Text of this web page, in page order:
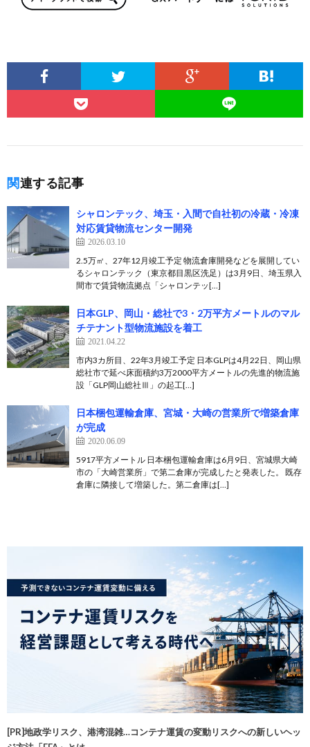
関連する記事
シャロンテック、埼玉・入間で自社初の冷蔵・冷凍
対応賃貸物流センター開発
2026.03.10
2.5万㎡、27年12月竣工予定 物流倉庫開発などを展開してい
るシャロンテック（東京都目黒区洗足）は3月9日、埼玉県入
間市で賃貸物流拠点「シャロンテッ[…]
日本GLP、岡山・総社で3・2万平方メートルのマル
チテナント型物流施設を着工
2021.04.22
市内3カ所目、22年3月竣工予定 日本GLPは4月22日、岡山県
総社市で延べ床面積約3万2000平方メートルの先進的物流施
設「GLP岡山総社Ⅲ」の起工[…]
日本梱包運輸倉庫、宮城・大崎の営業所で増築倉庫
が完成
2020.06.09
5917平方メートル 日本梱包運輸倉庫は6月9日、宮城県大崎
市の「大崎営業所」で第二倉庫が完成したと発表した。 既存
倉庫に隣接して増築した。第二倉庫は[…]
[PR]地政学リスク、港湾混雑…コンテナ運賃の変動リスクへの新しいヘッ